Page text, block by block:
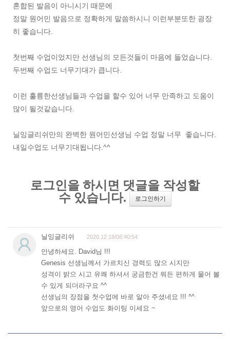
혼합된 발음이 아니시기 때문에
정말 원어민 발음으로 정확하게 말씀하시니 이런부분또한 굉장
히 좋습니다.
첫번째 수업이었지만 선생님의 모든것들이 마음에 들었습니다.
두번째 수업도 너무기대가 큽니다.
이런 훌륭한선생님들과 수업을 할수 있어 너무 만족하고 도움이
많이 될것같습니다.
닐잉글리쉬만의 완벽한 원어민선생님 수업 정말 너무 좋습니다.
내일수업도 너무기대됩니다.^^